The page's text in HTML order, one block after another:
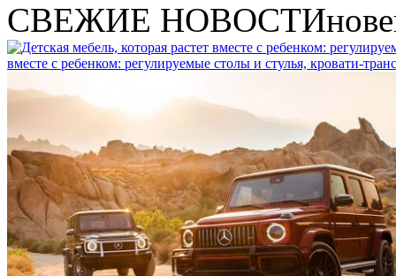
СВЕЖИЕ НОВОСТИ
вместе с ребенком: регулируемые столы и стулья, кровати-